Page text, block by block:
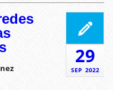
29
SEP 2022